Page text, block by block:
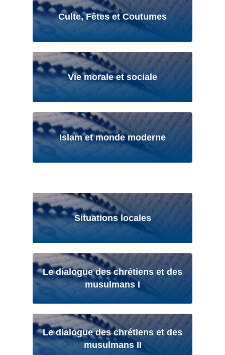
Culte, Fêtes et Coutumes
Vie morale et sociale
Islam et monde moderne
Situations locales
Le dialogue des chrétiens et des
musulmans I
Le dialogue des chrétiens et des
musulmans II